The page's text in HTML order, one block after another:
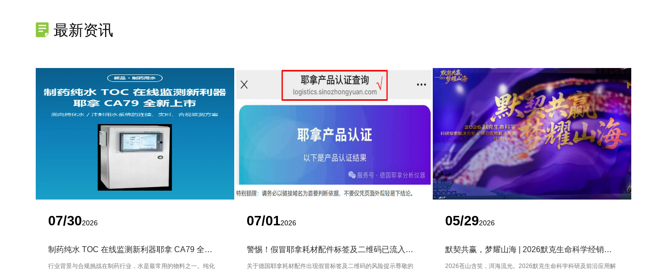
最新资讯
07/302026
制药纯水 TOC 在线监测新利器耶拿 CA79 全新上市
行业背景与合规挑战在制药行业，水是最常用的物料之一。纯化
07/012026
警惕！假冒耶拿耗材配件标签及二维码已流入市场
关于德国耶拿耗材配件出现假冒标签及二维码的风险提示尊敬的
05/292026
默契共赢，梦耀山海 | 2026默克生命科学经销商大会，相伴廿五载携手启新程！！！！
2026苍山含笑，洱海流光。2026默克生命科学科研及前沿应用解